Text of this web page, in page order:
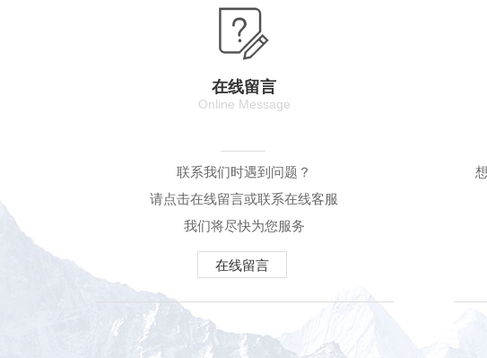
在线留言
Online Message
联系我们时遇到问题？
请点击在线留言或联系在线客服
我们将尽快为您服务
在线留言